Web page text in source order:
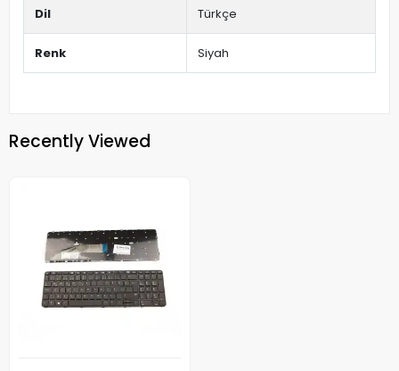
Dil Türkçe
Renk Siyah
Recently Viewed